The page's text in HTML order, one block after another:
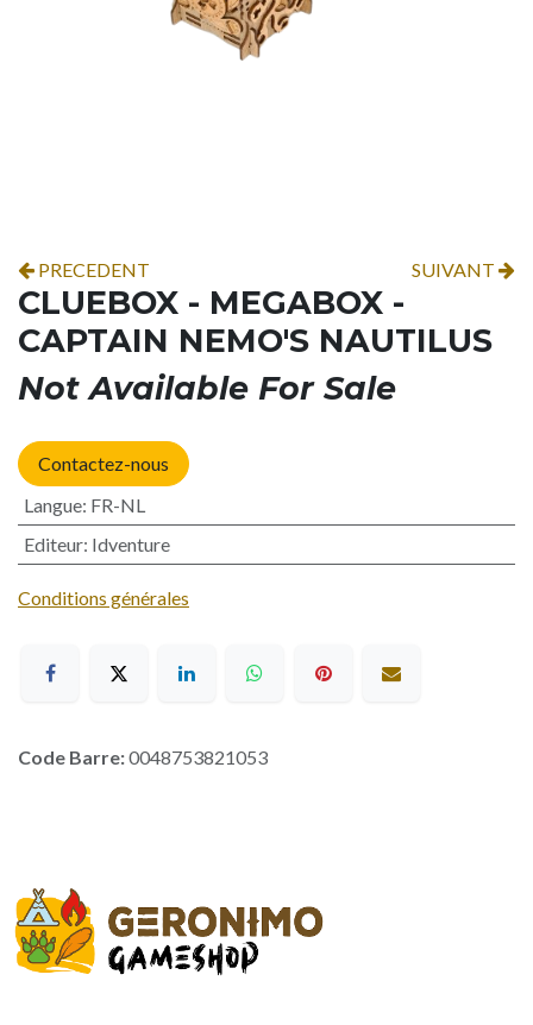
PRECEDENT SUIVANT
CLUEBOX - MEGABOX -
CAPTAIN NEMO'S NAUTILUS
Not Available For Sale
Contactez-nous
Langue: FR-NL
Editeur: Idventure
Conditions générales
Code Barre:0048753821053